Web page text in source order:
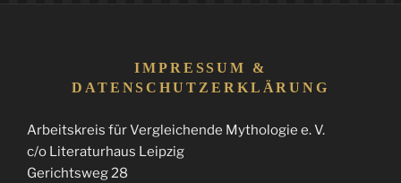
IMPRESSUM &
DATENSCHUTZERKLÄRUNG
Arbeitskreis für Vergleichende Mythologie e. V.
c/o Literaturhaus Leipzig
Gerichtsweg 28